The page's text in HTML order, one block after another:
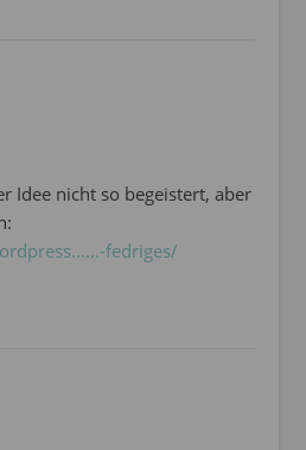
Idee nicht so begeistert, aber
fedriges/